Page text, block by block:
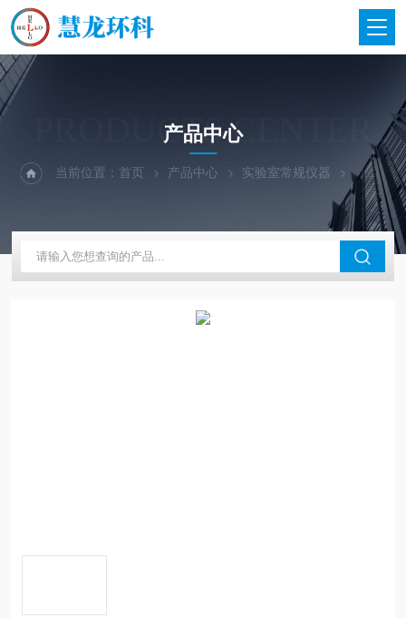
PRODUCTS CENTER
产品中心
当前位置：首页 产品中心 实验室常规仪器 大龙兴创